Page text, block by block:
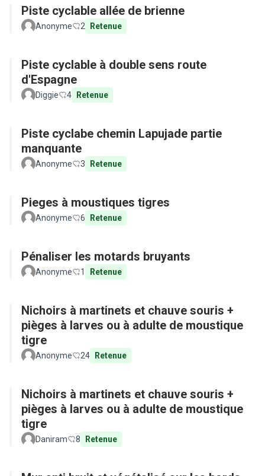
Piste cyclable allée de brienne
Anonyme 2 Retenue
Piste cyclable à double sens route
d'Espagne
Diggie 4 Retenue
Piste cyclabe chemin Lapujade partie
manquante
Anonyme 3 Retenue
Pieges à moustiques tigres
Anonyme 6 Retenue
Pénaliser les motards bruyants
Anonyme 1 Retenue
Nichoirs à martinets et chauve souris +
pièges à larves ou à adulte de moustique
tigre
Anonyme 24 Retenue
Nichoirs à martinets et chauve souris +
pièges à larves ou à adulte de moustique
tigre
Daniram 8 Retenue